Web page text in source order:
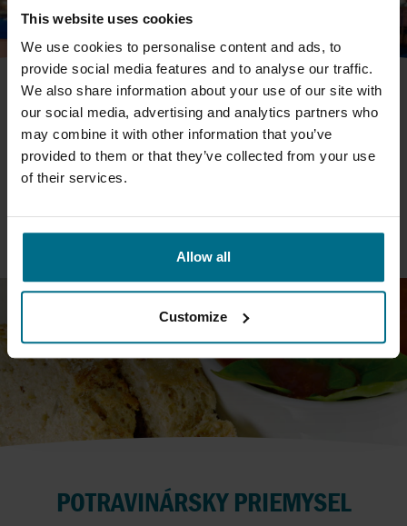
This website uses cookies
We use cookies to personalise content and ads, to
provide social media features and to analyse our traffic.
We also share information about your use of our site with
our social media, advertising and analytics partners who
may combine it with other information that you’ve
provided to them or that they’ve collected from your use
of their services.
Allow all
Customize
PETROCHEMICKÝ PRIEMYSEL
AxFlow má bohatú ponuku pre petrochemický priemysel,
vrátane zariadení, ktoré spĺňajú náročné normy API.
POTRAVINÁRSKY PRIEMYSEL